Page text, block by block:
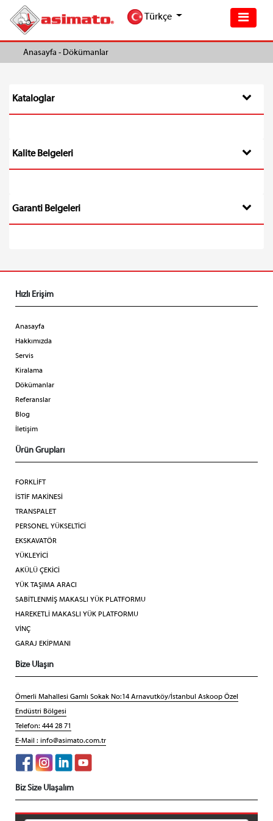
Türkçe
Anasayfa - Dökümanlar
Kataloglar
Kalite Belgeleri
Garanti Belgeleri
Hızlı Erişim
Anasayfa
Hakkımızda
Servis
Kiralama
Dökümanlar
Referanslar
Blog
İletişim
Ürün Grupları
FORKLİFT
İSTİF MAKİNESİ
TRANSPALET
PERSONEL YÜKSELTİCİ
EKSKAVATÖR
YÜKLEYİCİ
AKÜLÜ ÇEKİCİ
YÜK TAŞIMA ARACI
SABİTLENMİŞ MAKASLI YÜK PLATFORMU
HAREKETLİ MAKASLI YÜK PLATFORMU
VİNÇ
GARAJ EKİPMANI
Bize Ulaşın
Ömerli Mahallesi Gamlı Sokak No:14 Arnavutköy/İstanbul Askoop Özel
Endüstri Bölgesi
Telefon: 444 28 71
E-Mail : info@asimato.com.tr
Biz Size Ulaşalım